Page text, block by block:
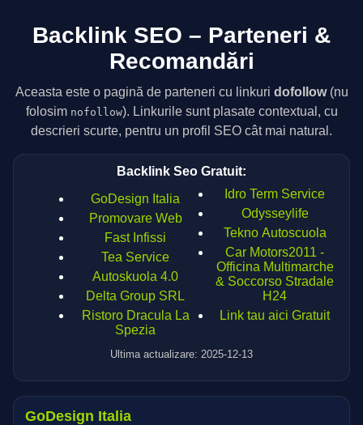
Backlink SEO – Parteneri &
Recomandări
Aceasta este o pagină de parteneri cu linkuri dofollow(nu
folosim nofollow). Linkurile sunt plasate contextual, cu
descrieri scurte, pentru un profil SEO cât mai natural.
Backlink Seo Gratuit:
GoDesign Italia
Promovare Web
Fast Infissi
Tea Service
Autoskuola 4.0
Delta Group SRL
Ristoro Dracula La
Spezia
Idro Term Service
Odysseylife
Tekno Autoscuola
Car Motors2011 -
Officina Multimarche
& Soccorso Stradale
H24
Link tau aici Gratuit
Ultima actualizare: 2025-12-13
GoDesign Italia